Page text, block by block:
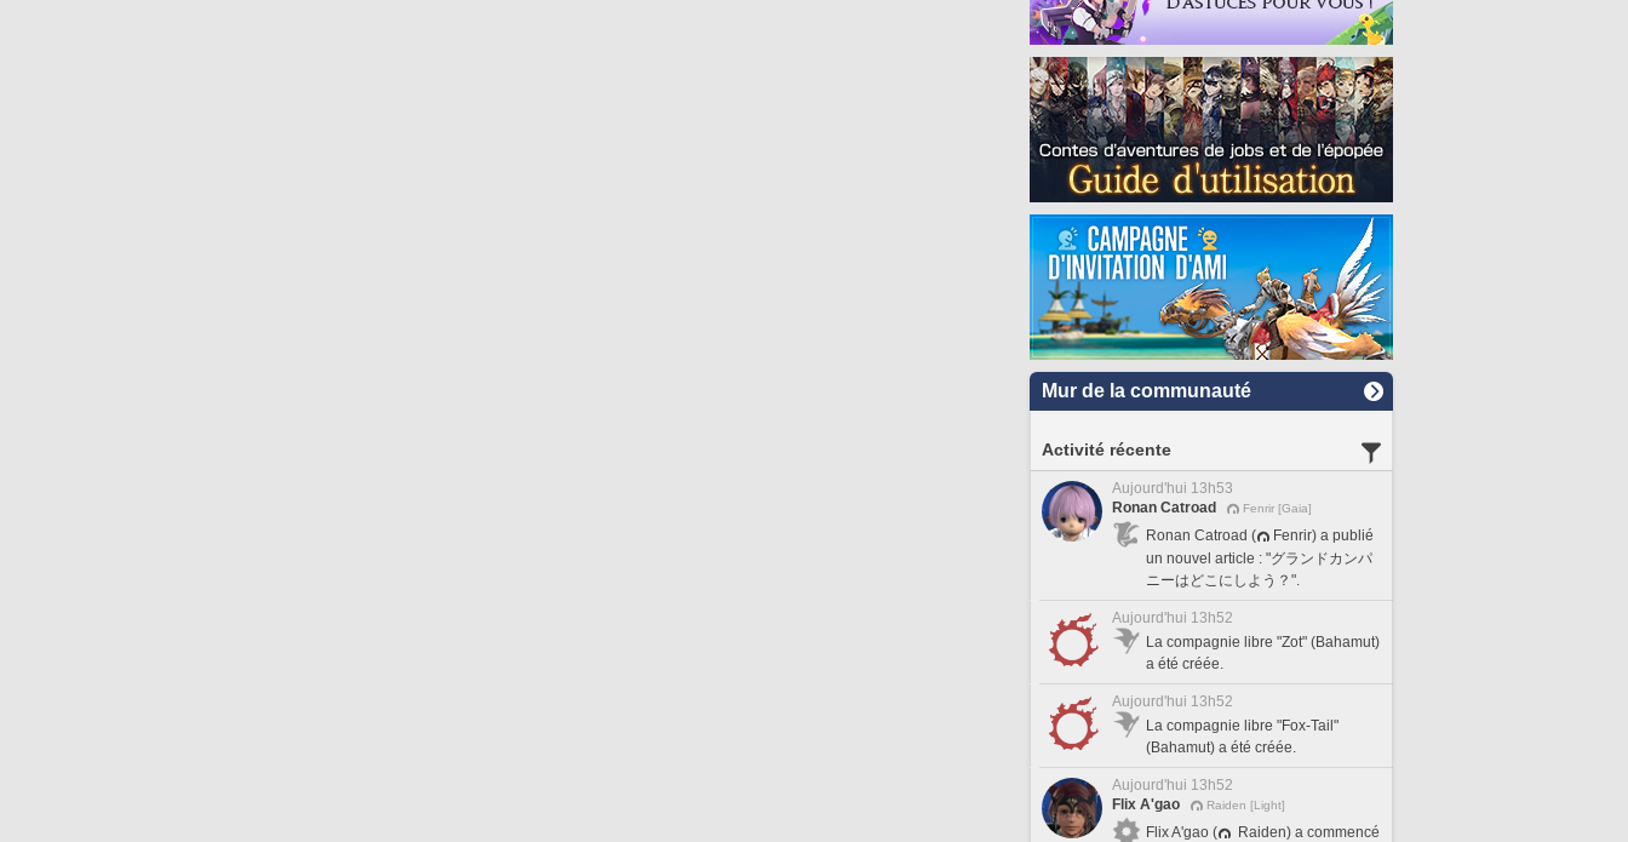
Mur de la communauté
Activité récente
Aujourd'hui 13h53
Ronan Catroad
Fenrir [Gaia]
Ronan Catroad (
Fenrir) a publié
un nouvel article : "グランドカンパ
ニーはどこにしよう？".
Aujourd'hui 13h52
La compagnie libre "Zot" (Bahamut)
a été créée.
Aujourd'hui 13h52
La compagnie libre "Fox-Tail"
(Bahamut) a été créée.
Aujourd'hui 13h52
Flix A'gao
Raiden [Light]
Flix A'gao (
Raiden) a commencé